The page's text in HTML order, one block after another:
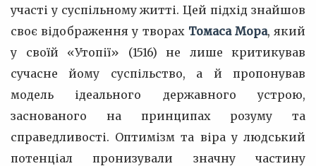
участі у суспільному житті. Цей підхід знайшов
своє відображення у творах Томаса Мора, який
у своїй «Утопії» (1516) не лише критикував
сучасне йому суспільство, а й пропонував
модель ідеального державного устрою,
заснованого на принципах розуму та
справедливості. Оптимізм та віра у людський
потенціал пронизували значну частину